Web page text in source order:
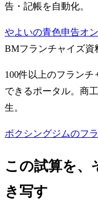
告・記帳を自動化。
やよいの青色申告オ
BMフランチャイズ資
100件以上のフラン
できるポータル。商
生。
ボクシングジムのフ
この試算を、
き写す